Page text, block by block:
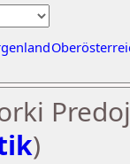
)